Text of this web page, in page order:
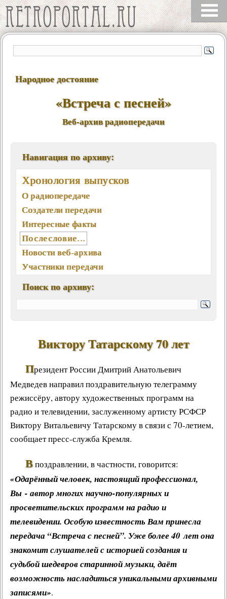
Народное достояние
«Встреча с песней»
Веб-архив радиопередачи
Навигация по архиву:
Хронология выпусков
О радиопередаче
Создатели передачи
Интересные факты
Послесловие...
Новости веб-архива
Участники передачи
Статьи, интервью, книги
Мелодии экрана и сцены
Памятные даты августа
Песни, мелодии
Композиторы
Поэты
Музыканты
Ансамбли, оркестры, хоры
Другие работы В.В.Татарского
Из архива «Радио России»
Предтеча «Встречи с песней»
Поиск по архиву:
Виктору Татарскому 70 лет
Президент РоссииДмитрий Анатольевич
Медведевнаправилпоздравительную телеграмму
режиссёру, автору художественных программ на
радио ителевидении, заслуженному артисту РСФСР
Виктору Витальевичу Татарскомув связи с 70-летием,
сообщаетпресс-служба Кремля.
Впоздравлении, в частности, говорится:
«Одарённый человек, настоящий профессионал,
Вы - автор многих научно-популярных и
просветительских программ на радио и
телевидении. Особую известность Вам принесла
передача “Встреча с песней”. Уже более 40 лет она
знакомит слушателей с историей создания и
судьбой шедевров старинной музыки, даёт
возможность насладиться уникальными архивными
записями».